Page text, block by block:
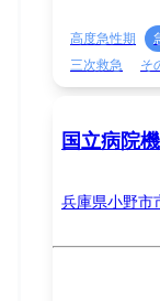
高度急性期
三次救急
そ
国立病院
兵庫県小野市